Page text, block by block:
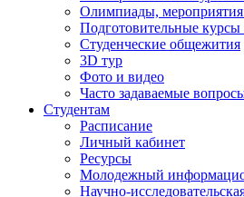
Олимпиады,
Подготовительные
Студенческие общежития
3D тур
Фото и видео
Часто задаваемые
Студентам
Расписание
Личный кабинет
Ресурсы
Молодежный
Научно-